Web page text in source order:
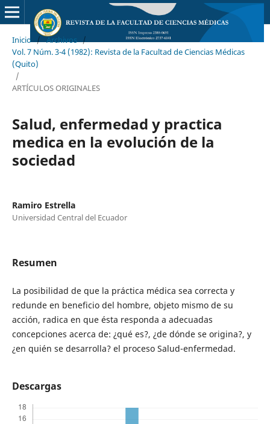
Inicio / Archivos /
Vol. 7 Núm. 3-4 (1982): Revista de la Facultad de Ciencias Médicas
(Quito)
/
ARTÍCULOS ORIGINALES
Salud, enfermedad y practica
medica en la evolución de la
sociedad
Ramiro Estrella
Universidad Central del Ecuador
Resumen
La posibilidad de que la práctica médica sea correcta y
redunde en beneficio del hombre, objeto mismo de su
acción, radica en que ésta responda a adecuadas
concepciones acerca de: ¿qué es?, ¿de dónde se origina?, y
¿en quién se desarrolla? el proceso Salud-enfermedad.
Descargas